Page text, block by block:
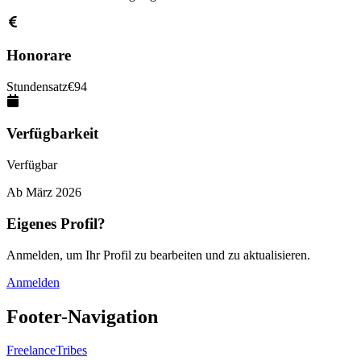
Honorare
Stundensatz€94
Verfügbarkeit
Verfügbar
Ab März 2026
Eigenes Profil?
Anmelden, um Ihr Profil zu bearbeiten und zu aktualisieren.
Anmelden
Footer-Navigation
FreelanceTribes